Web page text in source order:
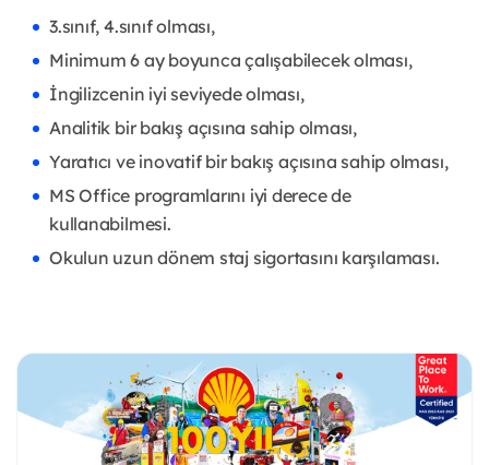
3.sınıf, 4.sınıf olması,
Minimum 6 ay boyunca çalışabilecek olması,
İngilizcenin iyi seviyede olması,
Analitik bir bakış açısına sahip olması,
Yaratıcı ve inovatif bir bakış açısına sahip olması,
MS Office programlarını iyi derece de
kullanabilmesi.
Okulun uzun dönem staj sigortasını karşılaması.